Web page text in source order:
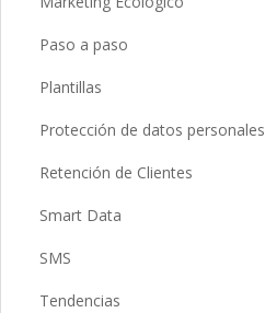
Paso a paso
Plantillas
Protección de datos personales
Retención de Clientes
Smart Data
SMS
Tendencias